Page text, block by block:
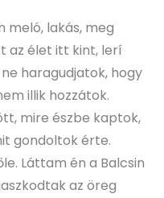
meló, lakás, meg
az élet itt kint, lerí
haragudjatok, hogy
illik hozzátok.
mire észbe kaptok,
gondoltok érte.
Láttam én a Balcsin
az öreg